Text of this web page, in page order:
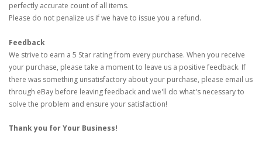
perfectly accurate count of all items.
Please do not penalize us if we have to issue you a refund.
Feedback
We strive to earn a 5 Star rating from every purchase. When you receive
your purchase, please take a moment to leave us a positive feedback. If
there was something unsatisfactory about your purchase, please email us
through eBay before leaving feedback and we'll do what's necessary to
solve the problem and ensure your satisfaction!
Thank you for Your Business!